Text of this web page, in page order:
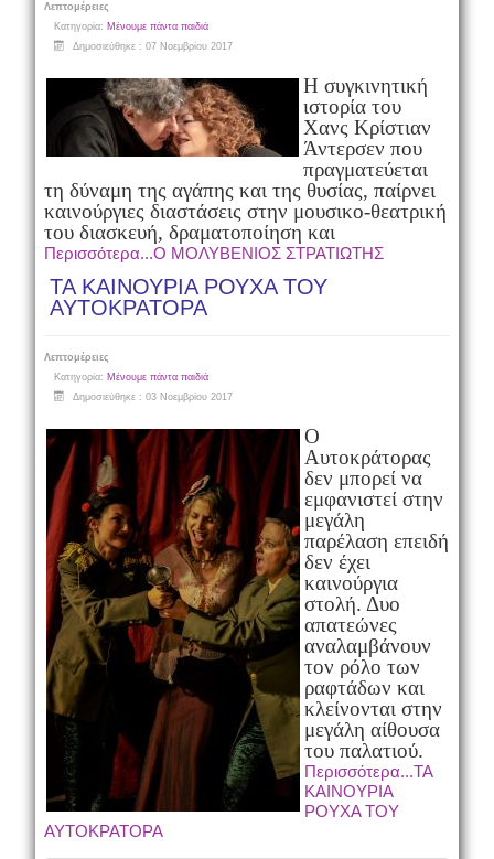
Λεπτομέρειες
Κατηγορία: Μένουμε πάντα παιδιά
Δημοσιεύθηκε : 07 Νοεμβρίου 2017
Η συγκινητική
ιστορία του
Χανς Κρίστιαν
Άντερσεν που
πραγματεύεται
τη δύναμη της αγάπης και της θυσίας, παίρνει
καινούργιες διαστάσεις στην μουσικο-θεατρική
του διασκευή, δραματοποίηση και
Περισσότερα...Ο ΜΟΛΥΒΕΝΙΟΣ ΣΤΡΑΤΙΩΤΗΣ
ΤΑ ΚΑΙΝΟΥΡΙΑ ΡΟΥΧΑ ΤΟΥ
ΑΥΤΟΚΡΑΤΟΡΑ
Λεπτομέρειες
Κατηγορία: Μένουμε πάντα παιδιά
Δημοσιεύθηκε : 03 Νοεμβρίου 2017
Ο
Αυτοκράτορας
δεν μπορεί να
εμφανιστεί στην
μεγάλη
παρέλαση επειδή
δεν έχει
καινούργια
στολή. Δυο
απατεώνες
αναλαμβάνουν
τον ρόλο των
ραφτάδων και
κλείνονται στην
μεγάλη αίθουσα
του παλατιού.
Περισσότερα...ΤΑ
ΚΑΙΝΟΥΡΙΑ
ΡΟΥΧΑ ΤΟΥ
ΑΥΤΟΚΡΑΤΟΡΑ